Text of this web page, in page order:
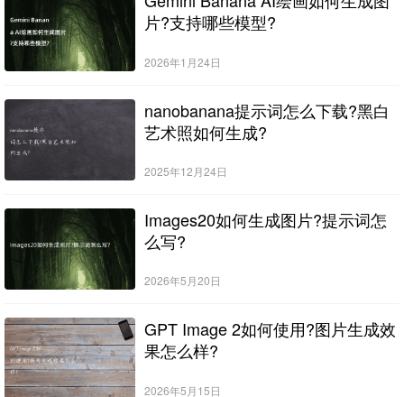
片?支持哪些模型?
2026年1月24日
nanobanana提示词怎么下载?黑白
艺术照如何生成?
2025年12月24日
Images20如何生成图片?提示词怎
么写?
2026年5月20日
GPT Image 2如何使用?图片生成效
果怎么样?
2026年5月15日